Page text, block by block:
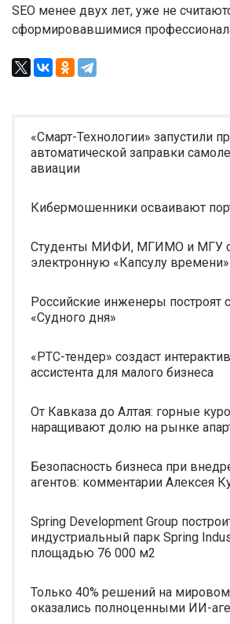
SEO менее двух лет, уже не
сформировавшимися
«Смарт-Технологии» запустили
автоматической заправки
авиации
Кибермошенники осваивают
Студенты МИФИ, МГИМО и МГУ
электронную «Капсулу времени»
Российские инженеры построят
«Судного дня»
«РТС-тендер» создаст
ассистента для малого бизнеса
От Кавказа до Алтая: горные
наращивают долю на рынке
Безопасность бизнеса при
агентов: комментарии Алексея
Spring Development Group
индустриальный парк Spring
площадью 76 000 м2
Только 40% решений на
оказались полноценными ИИ-